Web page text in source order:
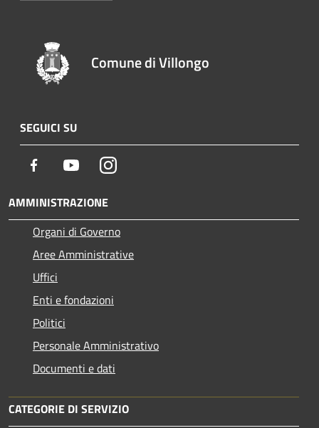
Comune di Villongo
SEGUICI SU
Facebook YoutubeInstagram
AMMINISTRAZIONE
Organi di Governo
Aree Amministrative
Uffici
Enti e fondazioni
Politici
Personale Amministrativo
Documenti e dati
CATEGORIE DI SERVIZIO